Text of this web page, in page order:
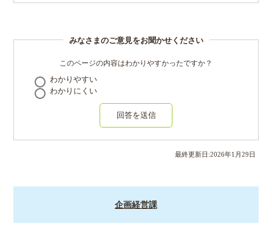
みなさまのご意見をお聞かせください
このページの内容はわかりやすかったですか？
わかりやすい
わかりにくい
回答を送信
最終更新日:2026年1 月29日
企画経営課